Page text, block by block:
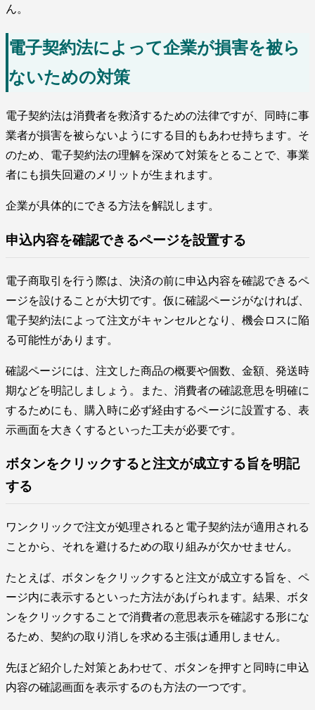
ん。
電子契約法によって企業が損害を被ら
ないための対策
電子契約法は消費者を救済するための法律ですが、同時に事
業者が損害を被らないようにする目的もあわせ持ちます。そ
のため、電子契約法の理解を深めて対策をとることで、事業
者にも損失回避のメリットが生まれます。
企業が具体的にできる方法を解説します。
申込内容を確認できるページを設置する
電子商取引を行う際は、決済の前に申込内容を確認できるペ
ージを設けることが大切です。仮に確認ページがなければ、
電子契約法によって注文がキャンセルとなり、機会ロスに陥
る可能性があります。
確認ページには、注文した商品の概要や個数、金額、発送時
期などを明記しましょう。また、消費者の確認意思を明確に
するためにも、購入時に必ず経由するページに設置する、表
示画面を大きくするといった工夫が必要です。
ボタンをクリックすると注文が成立する旨を明記
する
ワンクリックで注文が処理されると電子契約法が適用される
ことから、それを避けるための取り組みが欠かせません。
たとえば、ボタンをクリックすると注文が成立する旨を、ペ
ージ内に表示するといった方法があげられます。結果、ボタ
ンをクリックすることで消費者の意思表示を確認する形にな
るため、契約の取り消しを求める主張は通用しません。
先ほど紹介した対策とあわせて、ボタンを押すと同時に申込
内容の確認画面を表示するのも方法の一つです。